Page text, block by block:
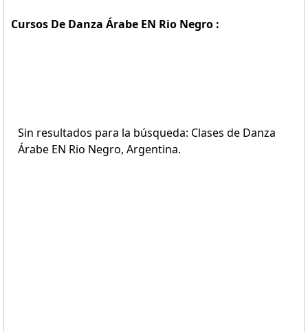
Cursos De Danza Árabe EN Rio Negro :
Sin resultados para la búsqueda: Clases de Danza
Árabe EN Rio Negro, Argentina.